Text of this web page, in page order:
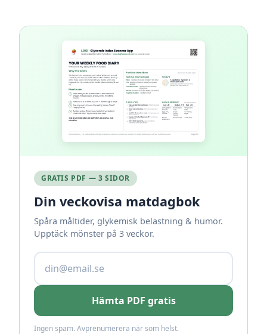
GRATIS PDF — 3 SIDOR
Din veckovisa matdagbok
Spåra måltider, glykemisk belastning & humör.
Upptäck mönster på 3 veckor.
Hämta PDF gratis
Ingen spam. Avprenumerera när som helst.